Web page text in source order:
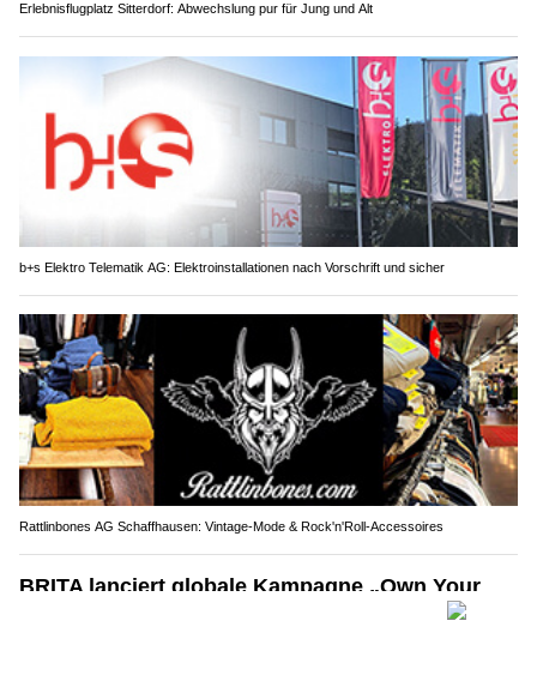
Erlebnisflugplatz Sitterdorf: Abwechslung pur für Jung und Alt
b+s Elektro Telematik AG: Elektroinstallationen nach Vorschrift und sicher
Rattlinbones AG Schaffhausen: Vintage-Mode & Rock'n'Roll-Accessoires
BRITA lanciert globale Kampagne „Own Your